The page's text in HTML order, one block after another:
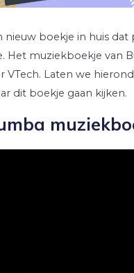
nieuw boekje in huis dat
Het muziekboekje van
VTech. Laten we
dit boekje gaan kijken.